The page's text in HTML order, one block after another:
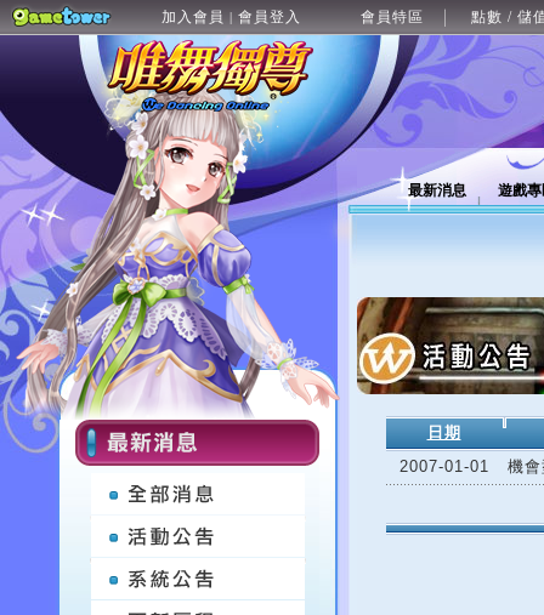
加入會員 | 會員登入 會員特區 點數 / 儲
最新消息 遊戲
日期
2007-01-01
機